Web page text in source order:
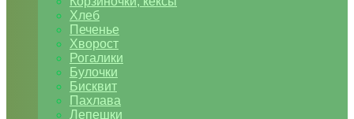
Хлеб
Печенье
Хворост
Рогалики
Булочки
Бисквит
Пахлава
Лепешки